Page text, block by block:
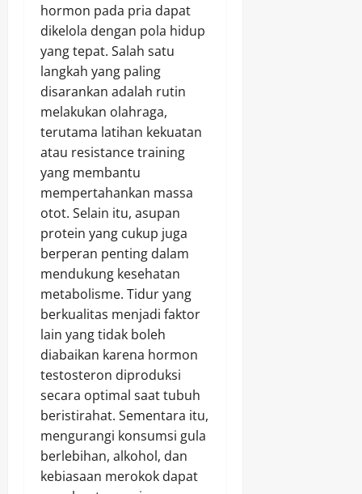
hormon pada pria dapat
dikelola dengan pola hidup
yang tepat. Salah satu
langkah yang paling
disarankan adalah rutin
melakukan olahraga,
terutama latihan kekuatan
atau resistance training
yang membantu
mempertahankan massa
otot. Selain itu, asupan
protein yang cukup juga
berperan penting dalam
mendukung kesehatan
metabolisme. Tidur yang
berkualitas menjadi faktor
lain yang tidak boleh
diabaikan karena hormon
testosteron diproduksi
secara optimal saat tubuh
beristirahat. Sementara itu,
mengurangi konsumsi gula
berlebihan, alkohol, dan
kebiasaan merokok dapat